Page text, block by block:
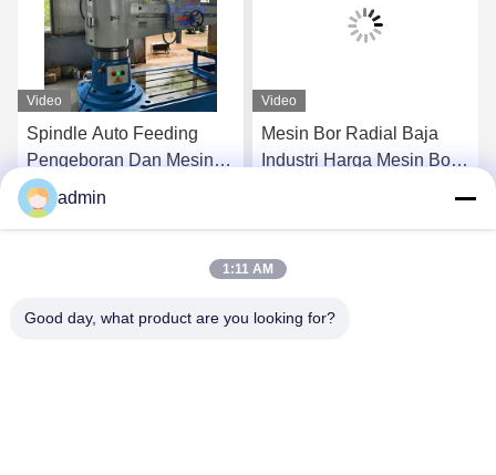
Video
Spindle Auto Feeding
Pengeboran Dan Mesin
Tapping Radial Arm
Pengeboran Mesin Harga
Video
Mesin Bor Radial Baja
Industri Harga Mesin Bor
admin
1:11 AM
Good day, what product are you looking for?